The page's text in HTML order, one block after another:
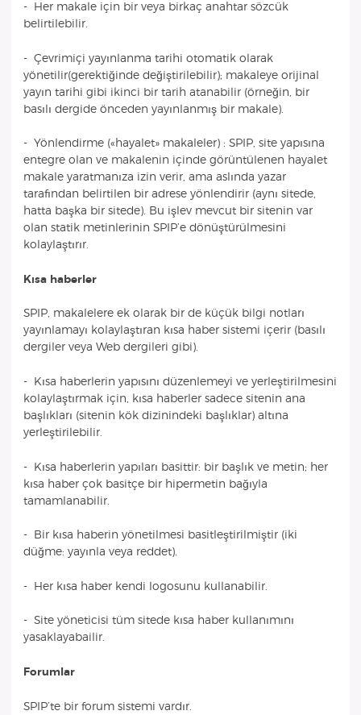
- Her makale için bir veya birkaç anahtar sözcük
belirtilebilir.
- Çevrimiçi yayınlanma tarihi otomatik olarak
yönetilir(gerektiğinde değiştirilebilir); makaleye orijinal
yayın tarihi gibi ikinci bir tarih atanabilir (örneğin, bir
basılı dergide önceden yayınlanmış bir makale).
- Yönlendirme («hayalet» makaleler) : SPIP, site yapısına
entegre olan ve makalenin içinde görüntülenen hayalet
makale yaratmanıza izin verir, ama aslında yazar
tarafından belirtilen bir adrese yönlendirir (aynı sitede,
hatta başka bir sitede). Bu işlev mevcut bir sitenin var
olan statik metinlerinin SPIP’e dönüştürülmesini
kolaylaştırır.
Kısa haberler
SPIP, makalelere ek olarak bir de küçük bilgi notları
yayınlamayı kolaylaştıran kısa haber sistemi içerir (basılı
dergiler veya Web dergileri gibi).
- Kısa haberlerin yapısını düzenlemeyi ve yerleştirilmesini
kolaylaştırmak için, kısa haberler sadece sitenin ana
başlıkları (sitenin kök dizinindeki başlıklar) altına
yerleştirilebilir.
- Kısa haberlerin yapıları basittir: bir başlık ve metin; her
kısa haber çok basitçe bir hipermetin bağıyla
tamamlanabilir.
- Bir kısa haberin yönetilmesi basitleştirilmiştir (iki
düğme: yayınla veya reddet).
- Her kısa haber kendi logosunu kullanabilir.
- Site yöneticisi tüm sitede kısa haber kullanımını
yasaklayabailir.
Forumlar
SPIP’te bir forum sistemi vardır.